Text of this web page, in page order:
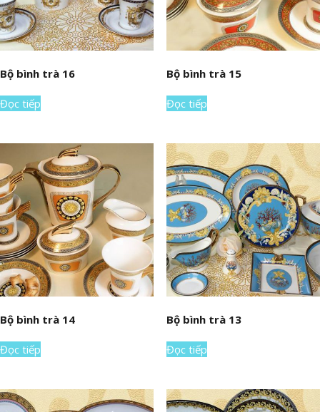
Bộ bình trà 16
Đọc tiếp
Bộ bình trà 15
Đọc tiếp
Bộ bình trà 14
Đọc tiếp
Bộ bình trà 13
Đọc tiếp